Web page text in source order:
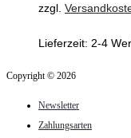
zzgl.
Lieferzeit: 2-4
Copyright © 2026
Newsletter
Zahlungsarten